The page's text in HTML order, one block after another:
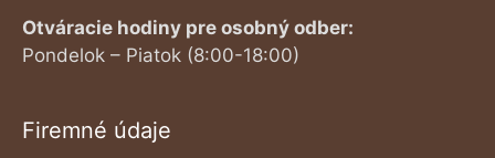
Otváracie hodiny pre osobný odber:
Pondelok – Piatok (8:00-18:00)
Firemné údaje